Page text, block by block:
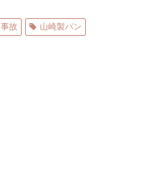
と公表し
てない」
の計画を
やらな
達の2026
年の打撃
事故 山崎製パン